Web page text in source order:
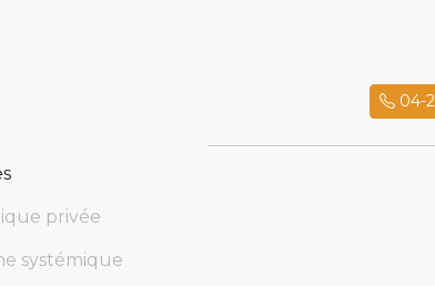
privée
systémique
04-